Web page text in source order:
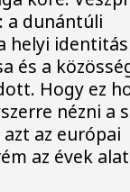
a dunántúli
helyi identitás
és a
Hogy ez
nézni a
az európai
az évek